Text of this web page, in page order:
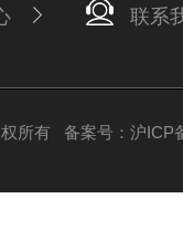
联系
权所有 备案号：沪ICP